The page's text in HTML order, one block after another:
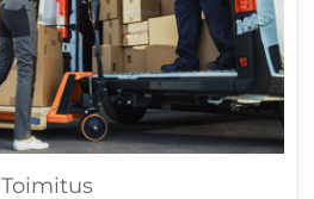
Toimitus